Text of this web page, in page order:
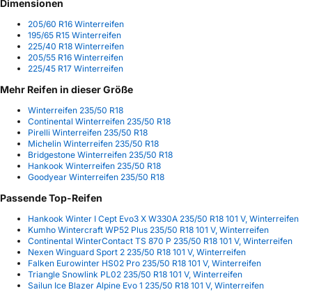
Dimensionen
205/60 R16 Winterreifen
195/65 R15 Winterreifen
225/40 R18 Winterreifen
205/55 R16 Winterreifen
225/45 R17 Winterreifen
Mehr Reifen in dieser Größe
Winterreifen 235/50 R18
Continental Winterreifen 235/50 R18
Pirelli Winterreifen 235/50 R18
Michelin Winterreifen 235/50 R18
Bridgestone Winterreifen 235/50 R18
Hankook Winterreifen 235/50 R18
Goodyear Winterreifen 235/50 R18
Passende Top-Reifen
Hankook Winter I Cept Evo3 X W330A 235/50 R18 101 V, Winterreifen
Kumho Wintercraft WP52 Plus 235/50 R18 101 V, Winterreifen
Continental WinterContact TS 870 P 235/50 R18 101 V, Winterreifen
Nexen Winguard Sport 2 235/50 R18 101 V, Winterreifen
Falken Eurowinter HS02 Pro 235/50 R18 101 V, Winterreifen
Triangle Snowlink PL02 235/50 R18 101 V, Winterreifen
Sailun Ice Blazer Alpine Evo 1 235/50 R18 101 V, Winterreifen